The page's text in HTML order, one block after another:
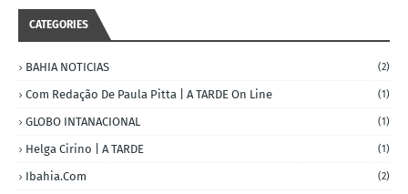
CATEGORIES
BAHIA NOTICIAS (2)
Com Redação De Paula Pitta | A TARDE On Line (1)
GLOBO INTANACIONAL (1)
Helga Cirino | A TARDE (1)
Ibahia.com (2)